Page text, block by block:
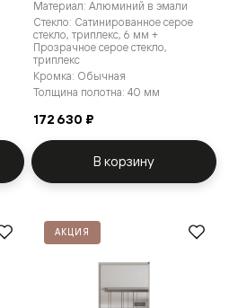
Материал: Алюминий в эмали
Стекло: Сатинированное серое
стекло, триплекс, 6 мм +
Прозрачное серое стекло,
триплекс
Кромка: Обычная
Толщина полотна: 40 мм
172 630 ₽
В корзину
АКЦИЯ